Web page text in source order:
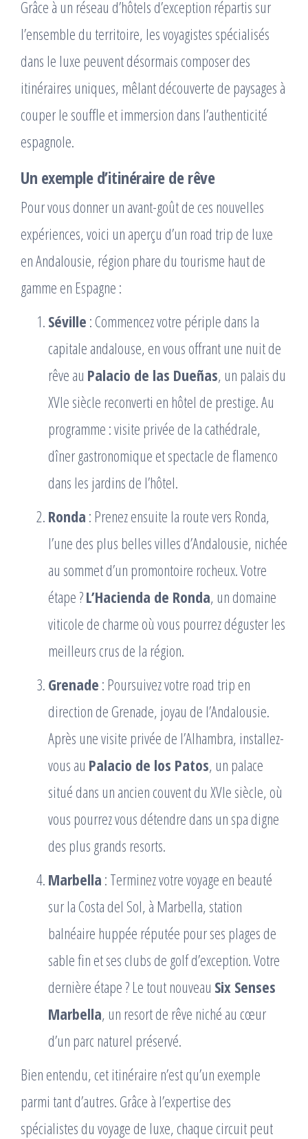
Grâce à un réseau d’hôtels d’exception répartis sur
l’ensemble du territoire, les voyagistes spécialisés
dans le luxe peuvent désormais composer des
itinéraires uniques, mêlant découverte de paysages à
couper le souffle et immersion dans l’authenticité
espagnole.
Un exemple d’itinéraire de rêve
Pour vous donner un avant-goût de ces nouvelles
expériences, voici un aperçu d’un road trip de luxe
en Andalousie, région phare du tourisme haut de
gamme en Espagne :
Séville : Commencez votre périple dans la
capitale andalouse, en vous offrant une nuit de
rêve au Palacio de las Dueñas, un palais du
XVIe siècle reconverti en hôtel de prestige. Au
programme : visite privée de la cathédrale,
dîner gastronomique et spectacle de flamenco
dans les jardins de l’hôtel.
Ronda : Prenez ensuite la route vers Ronda,
l’une des plus belles villes d’Andalousie, nichée
au sommet d’un promontoire rocheux. Votre
étape ?L’Hacienda de Ronda, un domaine
viticole de charme où vous pourrez déguster les
meilleurs crus de la région.
Grenade : Poursuivez votre road trip en
direction de Grenade, joyau de l’Andalousie.
Après une visite privée de l’Alhambra, installez-
vous au Palacio de los Patos, un palace
situé dans un ancien couvent du XVIe siècle, où
vous pourrez vous détendre dans un spa digne
des plus grands resorts.
Marbella : Terminez votre voyage en beauté
sur la Costa del Sol, à Marbella, station
balnéaire huppée réputée pour ses plages de
sable fin et ses clubs de golf d’exception. Votre
dernière étape ? Le tout nouveau Six Senses
Marbella, un resort de rêve niché au cœur
d’un parc naturel préservé.
Bien entendu, cet itinéraire n’est qu’un exemple
parmi tant d’autres. Grâce à l’expertise des
spécialistes du voyage de luxe, chaque circuit peut